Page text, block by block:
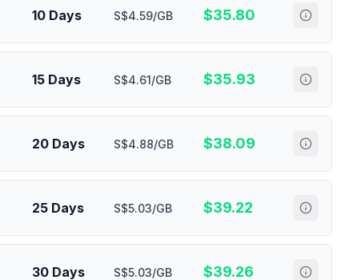
10 Days S$4.59/GB $35.80
15 Days S$4.61/GB $35.93
20 Days S$4.88/GB $38.09
25 Days S$5.03/GB $39.22
30 Days S$5.03/GB $39.26